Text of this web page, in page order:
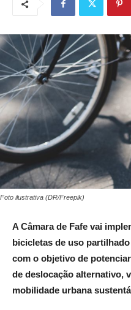
Foto ilustrativa (DR/Freepik)
A Câmara de Fafe vai
bicicletas de uso partilhado
com o objetivo de
de deslocação alternativo,
mobilidade urbana